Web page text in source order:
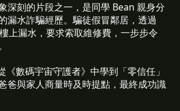
深刻的片段之一，是同學 Bean 親身分
漏水詐騙經歷。騙徒假冒鄰居，透過
上漏水，要求索取維修費，一步步令
《數碼宇宙守護者》中學到「零信任」
爸與家人商量時及時提點，最終成功識